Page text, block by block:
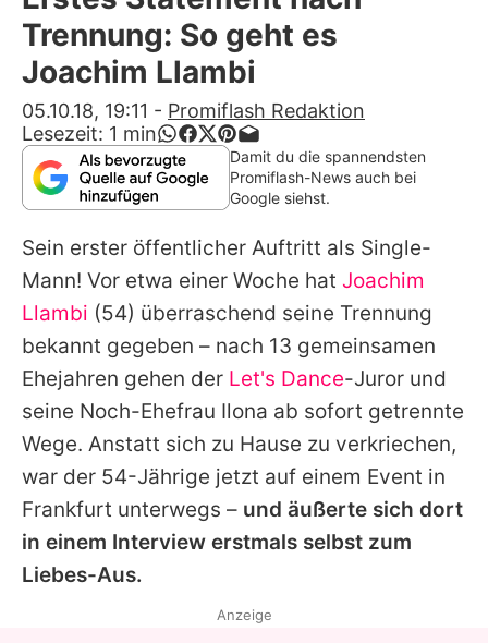
Alle Themen auf Promiflash
Jobs
App runterladen
Team
Redaktionelle Richtlinien
Impressum
Datenschutzerklärung
Nutzungsbedingungen
Utiq verwalten
Trennung: So geht es
Joachim Llambi
05.10.18, 19:11 - Promiflash Redaktion
Lesezeit: 1 min
Damit du die spannendsten
Promiflash-News auch bei
Google siehst.
Sein erster öffentlicher Auftritt als Single-
Mann! Vor etwa einer Woche hat Joachim
Llambi (54) überraschend seine Trennung
bekannt gegeben – nach 13 gemeinsamen
Ehejahren gehen der Let's Dance-Juror und
seine Noch-Ehefrau Ilona ab sofort getrennte
Wege. Anstatt sich zu Hause zu verkriechen,
war der 54-Jährige jetzt auf einem Event in
Frankfurt unterwegs – und äußerte sich dort
in einem Interview erstmals selbst zum
Liebes-Aus.
Anzeige